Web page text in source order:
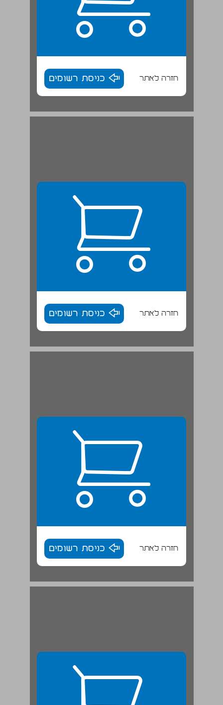
חזרה לאתר כניסת רשומים
חלק ראשון: המהפך בגרמניה ... 17
חזרה לאתר כניסת רשומים
חזרה לאתר כניסת רשומים
פרק ראשון: מרפובליקה דמוקרטית לדיקטטורה נטולת משפט חוקתי ... 19